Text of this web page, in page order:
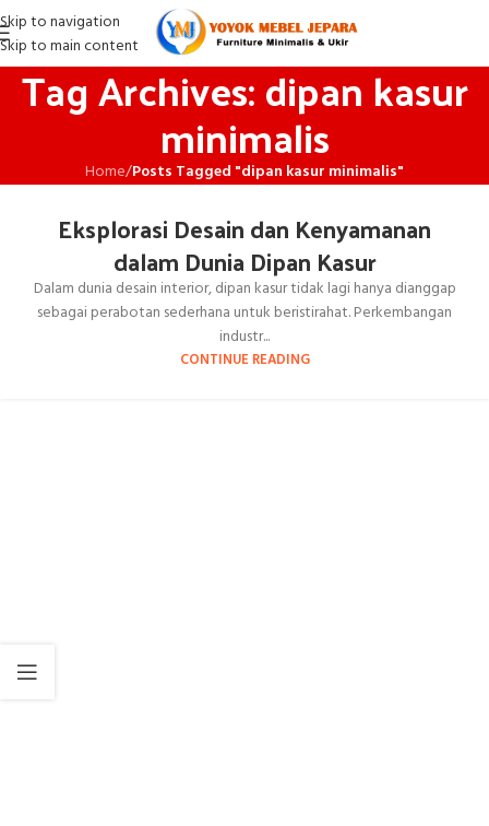
Skip to navigation
Skip to main content
Tag Archives: dipan kasur
minimalis
Home/Posts Tagged "dipan kasur minimalis"
Eksplorasi Desain dan Kenyamanan
dalam Dunia Dipan Kasur
Dalam dunia desain interior, dipan kasur tidak lagi hanya dianggap
sebagai perabotan sederhana untuk beristirahat. Perkembangan
industr...
CONTINUE READING